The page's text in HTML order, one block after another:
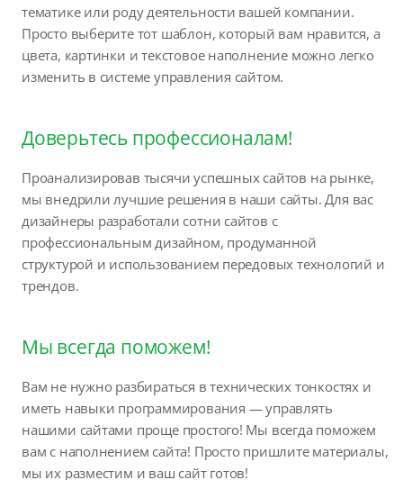
тематике или роду деятельности вашей компании.
Просто выберите тот шаблон, который вам нравится, а
цвета, картинки и текстовое наполнение можно легко
изменить в системе управления сайтом.
Доверьтесь профессионалам!
Проанализировав тысячи успешных сайтов на рынке,
мы внедрили лучшие решения в наши сайты. Для вас
дизайнеры разработали сотни сайтов с
профессиональным дизайном, продуманной
структурой и использованием передовых технологий и
трендов.
Мы всегда поможем!
Вам не нужно разбираться в технических тонкостях и
иметь навыки программирования — управлять
нашими сайтами проще простого! Мы всегда поможем
вам с наполнением сайта! Просто пришлите материалы,
мы их разместим и ваш сайт готов!